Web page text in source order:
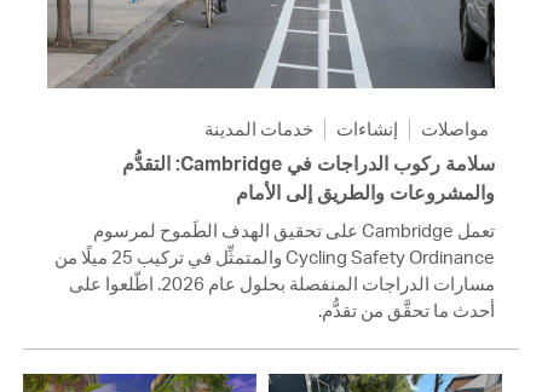
مواصلات إنشاءات خدمات المدينة
سلامة ركوب الدراجات في Cambridge: التقدُّم
والمشروعات والطريق إلى الأمام
تعمل Cambridge على تحقيق الهدف الطَموح لمرسوم
Cycling Safety Ordinance والمتمثِّل في تركيب 25 ميلًا من
مسارات الدراجات المنفصلة بحلول عام 2026. اطّلعوا على
أحدث ما تحقَّق من تقدُّم.